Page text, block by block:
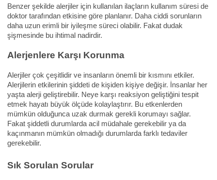
Benzer şekilde alerjiler için kullanılan ilaçların kullanım süresi de
doktor tarafından etkisine göre planlanır. Daha ciddi sorunların
daha uzun erimli bir iyileşme süreci olabilir. Fakat dudak
şişmesinde bu ihtimal nadirdir.
Alerjenlere Karşı Korunma
Alerjiler çok çeşitlidir ve insanların önemli bir kısmını etkiler.
Alerjilerin etkilerinin şiddeti de kişiden kişiye değişir. İnsanlar her
yaşta alerji geliştirebilir. Neye karşı reaksiyon geliştiğini tespit
etmek hayatı büyük ölçüde kolaylaştırır. Bu etkenlerden
mümkün olduğunca uzak durmak gerekli korumayı sağlar.
Fakat şiddetli durumlarda acil müdahale gerekebilir ya da
kaçınmanın mümkün olmadığı durumlarda farklı tedaviler
gerekebilir.
Sık Sorulan Sorular